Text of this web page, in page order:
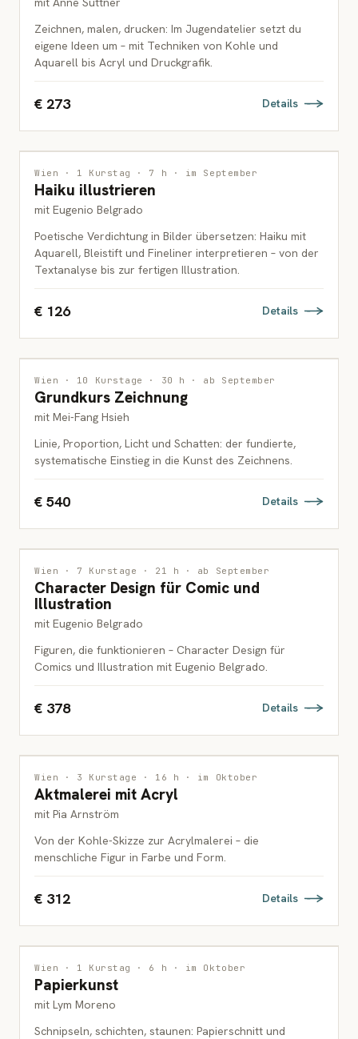
Zeichnen, malen, drucken: Im Jugendatelier setzt du
eigene Ideen um – mit Techniken von Kohle und
Aquarell bis Acryl und Druckgrafik.
€ 273 Details
ILLUSTRATION
ERWACHSENE
Wien · 1 Kurstag · 7 h · im September
Haiku illustrieren
mit Eugenio Belgrado
Poetische Verdichtung in Bilder übersetzen: Haiku mit
Aquarell, Bleistift und Fineliner interpretieren – von der
Textanalyse bis zur fertigen Illustration.
€ 126 Details
ZEICHNUNG
ERWACHSENE
1 PLATZ FREI
Wien · 10 Kurstage · 30 h · ab September
Grundkurs Zeichnung
mit Mei-Fang Hsieh
Linie, Proportion, Licht und Schatten: der fundierte,
systematische Einstieg in die Kunst des Zeichnens.
€ 540 Details
ILLUSTRATION
ERWACHSENE
Wien · 7 Kurstage · 21 h · ab September
Character Design für Comic und
Illustration
mit Eugenio Belgrado
Figuren, die funktionieren – Character Design für
Comics und Illustration mit Eugenio Belgrado.
€ 378 Details
MALEREI
ERWACHSENE
Wien · 3 Kurstage · 16 h · im Oktober
Aktmalerei mit Acryl
mit Pia Arnström
Von der Kohle-Skizze zur Acrylmalerei – die
menschliche Figur in Farbe und Form.
€ 312 Details
INTERDISZIPLINÄR
ERWACHSENE
Wien · 1 Kurstag · 6 h · im Oktober
Papierkunst
mit Lym Moreno
Schnipseln, schichten, staunen: Papierschnitt und